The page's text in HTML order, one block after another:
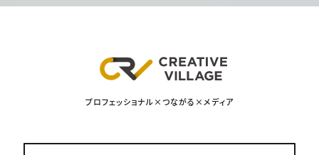
プロフェッショナル×つながる×メディア